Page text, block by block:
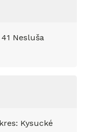
Nesluša
Kysucké